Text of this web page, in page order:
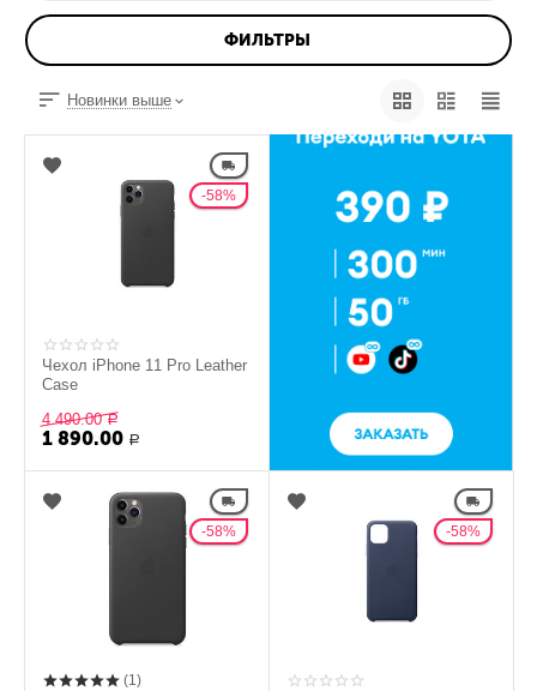
ФИЛЬТРЫ
Новинки выше
58%
Чехол iPhone 11 Pro Leather
Case
4 490.00 Р
1 890.00 Р
58%
(1)
58%